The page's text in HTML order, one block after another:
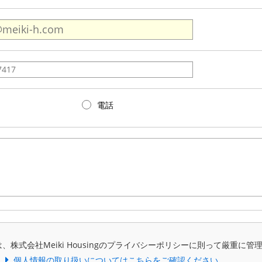
電話
株式会社Meiki Housingのプライバシーポリシーに則って厳重に管理
個人情報の取り扱いについてはこちらをご確認ください。